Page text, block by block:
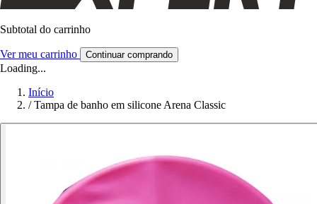
Subtotal do carrinho
Ver meu carrinho Continuar comprando
Loading...
Início
/ Tampa de banho em silicone Arena Classic